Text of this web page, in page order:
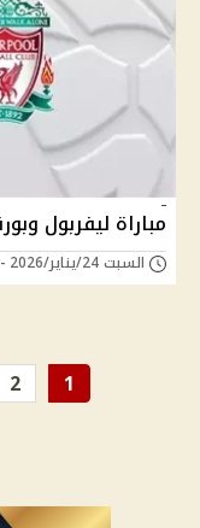
مباراة ليفربول
السبت 24/يناير/2026 - 07:28 م
1
2